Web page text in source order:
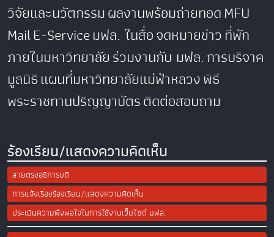
วิจัยและนวัตกรรมผลงานพร้อมถ่ายทอดMFU
MailE-Serviceมฟล. ในสื่อจดหมายข่าวที่พัก
ภายในมหาวิทยาลัยร่วมงานกับ มฟล.การบริจาค
มูลนิธิแผนที่มหาวิทยาลัยแม่ฟ้าหลวงพิธี
พระราชทานปริญญาบัตรติดต่อสอบถาม
ร้องเรียน/แสดงความคิดเห็น
สายตรงอธิการบดี
การแจ้งเรื่องร้องเรียน/แสดงความคิดเห็น
ประเมินความพึงพอใจในการใช้งานเว็บไซต์ มฟล.